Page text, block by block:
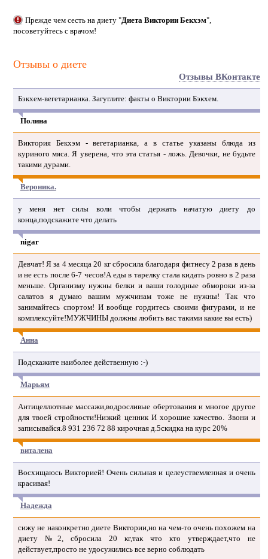
Прежде чем сесть на диету "Диета Виктории Бекхэм",
посоветуйтесь с врачом!
Отзывы о диете
Отзывы ВКонтакте
Бэкхем-вегетарианка. Загуглите: факты о Виктории Бэкхем.
Полина
Виктория Бекхэм - вегетарианка, а в статье указаны блюда из
куриного мяса. Я уверена, что эта статья - ложь. Девочки, не будьте
такими дурами.
Вероника.
у меня нет силы воли чтобы держать начатую диету до
конца,подскажите что делать
nigar
Девчат! Я за 4 месяца 20 кг сбросила благодаря фитнесу 2 раза в день
и не есть после 6-7 чесов!А еды в тарелку стала кидать ровно в 2 раза
меньше. Организму нужны белки и ваши голодные обмороки из-за
салатов я думаю вашим мужчинам тоже не нужны! Так что
занимайтесь спортом! И вообще гордитесь своими фигурами, и не
комплексуйте!МУЖЧИНЫ должны любить вас такими какие вы есть)
Анна
Подскажите наиболее действенную :-)
Марьям
Антицеллютные массажи,водросливые обертования и многое другое
для твоей стройности!Низкий ценник И хорошие качество. Звони и
записывайся.8 931 236 72 88 кирочная д.5скидка на курс 20%
виталена
Восхищаюсь Викторией! Очень сильная и целеуствемленная и очень
красивая!
Надежда
сижу не наконкретно диете Виктории,но на чем-то очень похожем на
диету №2, сбросила 20 кг,так что кто утверждает,что не
действует,просто не удосужились все верно соблюдать